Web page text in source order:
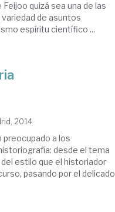
quizá sea una de las
de asuntos
espíritu científico ...
2014
preocupado a los
desde el tema
estilo que el historiador
pasando por el delicado